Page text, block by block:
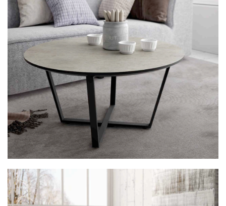
Mesa de Centro 38BOEGE-redonda